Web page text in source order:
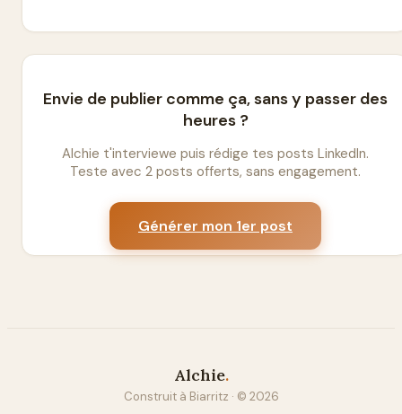
Envie de publier comme ça, sans y passer des
heures ?
Alchie t'interviewe puis rédige tes posts LinkedIn.
Teste avec 2 posts offerts, sans engagement.
Générer mon 1er post
Alchie.
Construit à Biarritz · © 2026